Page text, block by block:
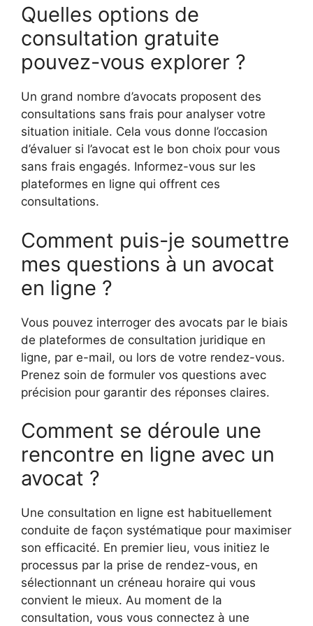
Quelles options de
consultation gratuite
pouvez-vous explorer ?
Un grand nombre d’avocats proposent des
consultations sans frais pour analyser votre
situation initiale. Cela vous donne l’occasion
d’évaluer si l’avocat est le bon choix pour vous
sans frais engagés. Informez-vous sur les
plateformes en ligne qui offrent ces
consultations.
Comment puis-je soumettre
mes questions à un avocat
en ligne ?
Vous pouvez interroger des avocats par le biais
de plateformes de consultation juridique en
ligne, par e-mail, ou lors de votre rendez-vous.
Prenez soin de formuler vos questions avec
précision pour garantir des réponses claires.
Comment se déroule une
rencontre en ligne avec un
avocat ?
Une consultation en ligne est habituellement
conduite de façon systématique pour maximiser
son efficacité. En premier lieu, vous initiez le
processus par la prise de rendez-vous, en
sélectionnant un créneau horaire qui vous
convient le mieux. Au moment de la
consultation, vous vous connectez à une